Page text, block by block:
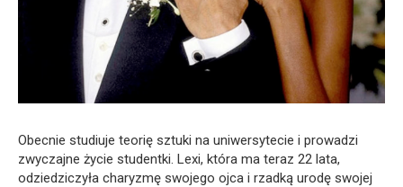
Obecnie studiuje teorię sztuki na uniwersytecie i prowadzi
zwyczajne życie studentki. Lexi, która ma teraz 22 lata,
odziedziczyła charyzmę swojego ojca i rzadką urodę swojej